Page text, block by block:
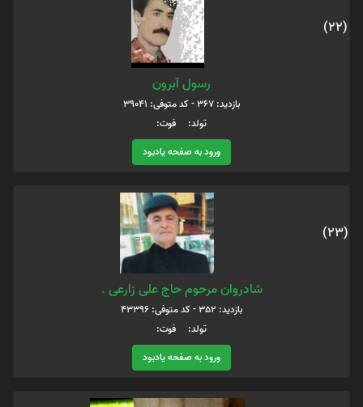
(22)
رسول آبرون
بازدید: 367 - کد متوفی: 39041
تولد: فوت:
ورود به صفحه یادبود
(23)
شادروان مرحوم حاج علی زارعی .
بازدید: 352 - کد متوفی: 43396
تولد: فوت:
ورود به صفحه یادبود